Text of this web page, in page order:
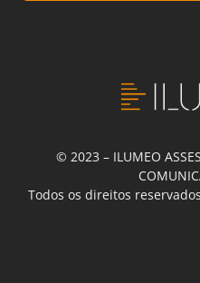
© 2023 – ILUMEO
Todos os direitos